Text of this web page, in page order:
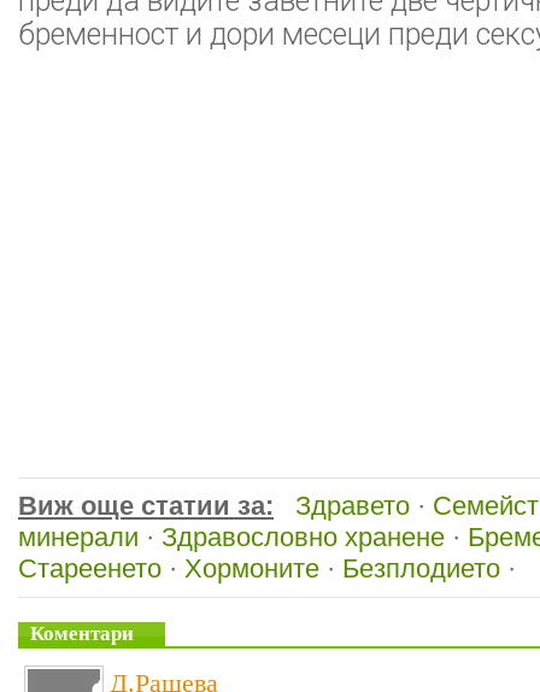
бременност и дори месеци преди
Виж още статии за: Здравето ·
минерали · Здравословно хранене ·
Стареенето · Хормоните · Безплодието ·
Коментари
Д.Рашева